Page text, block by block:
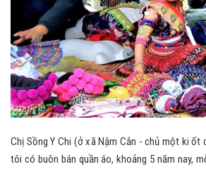
Chị Sồng Y Chi (ở xã Nậm Cắn - chủ một ki ốt
tôi có buôn bán quần áo, khoảng 5 năm nay,